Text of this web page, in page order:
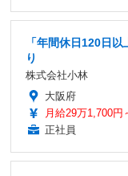
「年間休日120日
り
株式会社小林
大阪府
月給29万1,700円
正社員